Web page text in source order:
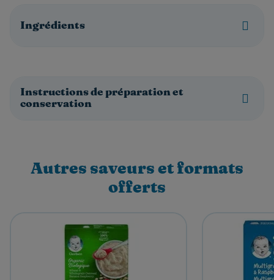
Ingrédients
Instructions de préparation et
conservation
Autres saveurs et formats
offerts